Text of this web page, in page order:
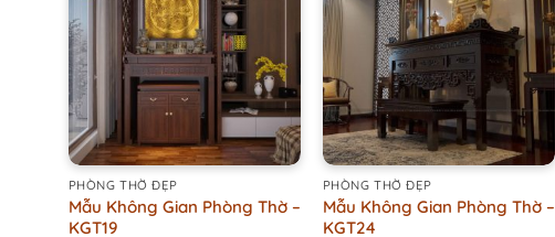
+
PHÒNG THỜ ĐẸP
Mẫu Không Gian Phòng Thờ –
KGT19
+
PHÒNG THỜ ĐẸP
Mẫu Không Gian Phòng Thờ –
KGT24